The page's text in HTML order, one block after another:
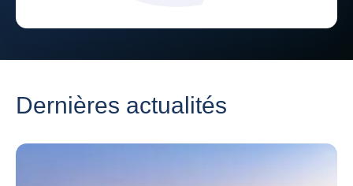
Dernières actualités